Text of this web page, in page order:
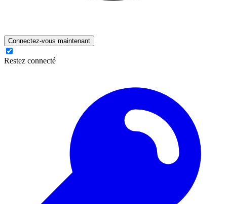
Connectez-vous maintenant
Restez connecté